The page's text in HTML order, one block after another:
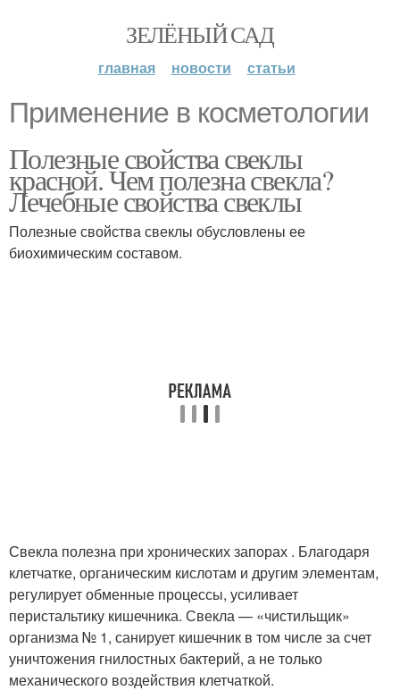
ЗЕЛЁНЫЙ САД
главная новости статьи
Применение в косметологии
Полезные свойства свеклы
красной. Чем полезна свекла?
Лечебные свойства свеклы
Полезные свойства свеклы обусловлены ее
биохимическим составом.
Свекла полезна при хронических запорах . Благодаря
клетчатке, органическим кислотам и другим элементам,
регулирует обменные процессы, усиливает
перистальтику кишечника. Свекла — «чистильщик»
организма № 1, санирует кишечник в том числе за счет
уничтожения гнилостных бактерий, а не только
механического воздействия клетчаткой.